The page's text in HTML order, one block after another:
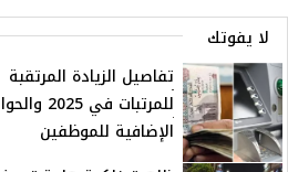
لا يفوتك
تفاصيل الزيادة المرتقبة
للمرتبات في 2025
الإضافية للموظفين